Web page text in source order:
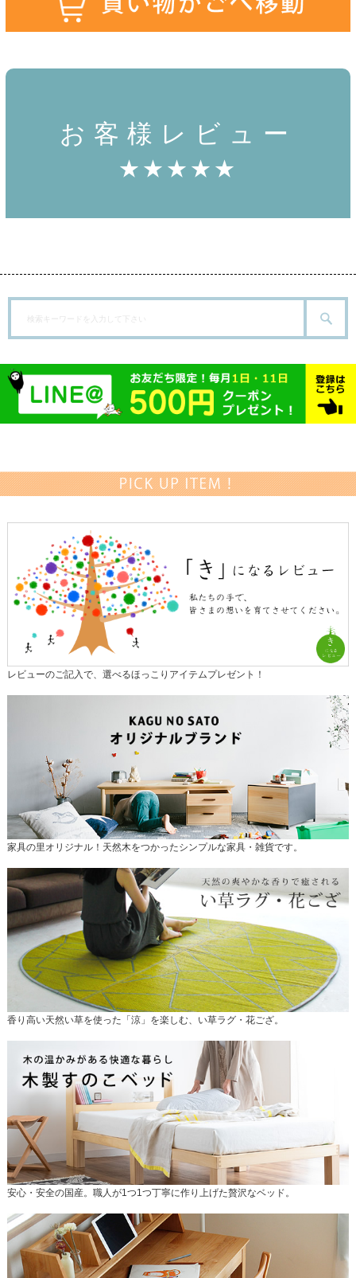
お客様レビュー
★★★★★
レビューのご記入で、選べるほっこりアイテムプレゼント！
家具の里オリジナル！天然木をつかったシンプルな家具・雑貨です。
香り高い天然い草を使った「涼」を楽しむ、い草ラグ・花ござ。
安心・安全の国産。職人が1つ1つ丁寧に作り上げた贅沢なベッド。